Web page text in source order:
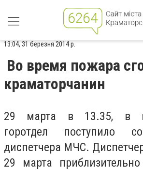
13:04, 31 березня 2014 р.
Во время пожара
краматорчанин
29 марта в 13.35, в
горотдел поступило
диспетчера МЧС.
29 марта